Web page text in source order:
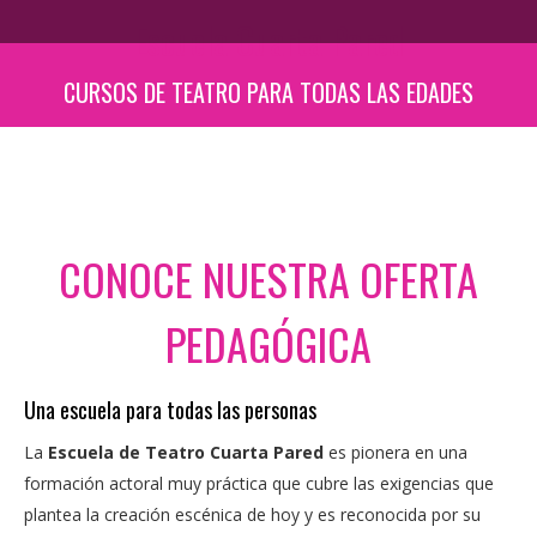
Escuela Cuarta Pared
CURSOS DE TEATRO PARA TODAS LAS EDADES
CONOCE NUESTRA OFERTA
PEDAGÓGICA
Una escuela para todas las personas
La Escuela de Teatro Cuarta Pared es pionera en una
formación actoral muy práctica que cubre las exigencias que
plantea la creación escénica de hoy y es reconocida por su